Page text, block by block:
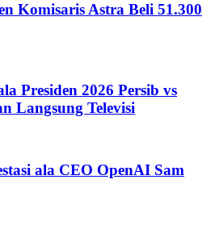
Komisaris Astra Beli 51.300
Presiden 2026 Persib vs
Langsung Televisi
ala CEO OpenAI Sam